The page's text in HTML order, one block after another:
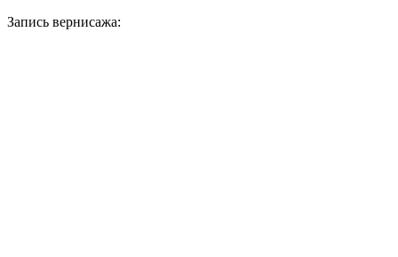
Запись вернисажа: